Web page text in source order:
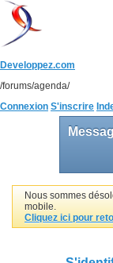
Developpez.com
/forums/agenda/
Connexion S'inscrire
Nous sommes
mobile.
Cliquez ici pour